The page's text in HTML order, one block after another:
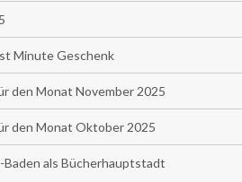
Minute Geschenk
den Monat November 2025
den Monat Oktober 2025
als Bücherhauptstadt